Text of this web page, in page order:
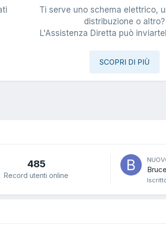
Ti serve uno schema elettrico,
distribuzione o altro?
L'Assistenza Diretta può
SCOPRI DI PIÙ
485
Record utenti online